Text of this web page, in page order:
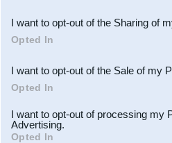
Downstream Participants
third parties.
I want to opt-out of the Sharing of
Opted In
I want to opt-out of the Sale of my
Opted In
I want to opt-out of processing my
Advertising.
Opted In